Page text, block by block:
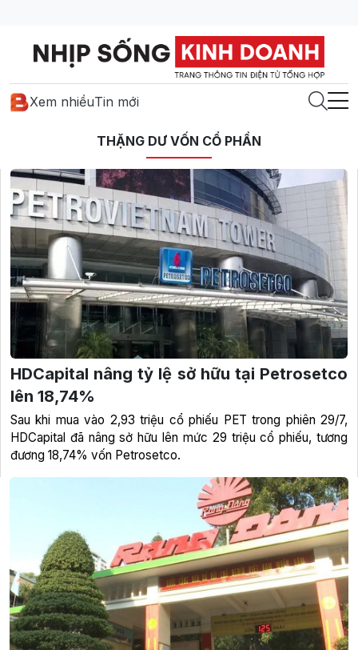
Xem nhiềuTin mới
THẶNG DƯ VỐN CỔ PHẦN
HDCapital nâng tỷ lệ sở hữu tại Petrosetco
lên 18,74%
Sau khi mua vào 2,93 triệu cổ phiếu PET trong phiên 29/7,
HDCapital đã nâng sở hữu lên mức 29 triệu cổ phiếu, tương
đương 18,74% vốn Petrosetco.